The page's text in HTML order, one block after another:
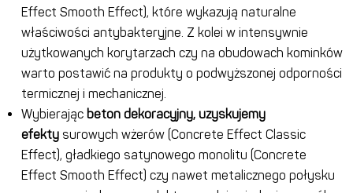
Effect Smooth Effect), które wykazują naturalne
właściwości antybakteryjne. Z kolei w intensywnie
użytkowanych korytarzach czy na obudowach kominków
warto postawić na produkty o podwyższonej odporności
termicznej i mechanicznej.
Wybierającbeton dekoracyjny, uzyskujemy
efekty surowych wżerów (Concrete Effect Classic
Effect), gładkiego satynowego monolitu (Concrete
Effect Smooth Effect) czy nawet metalicznego połysku